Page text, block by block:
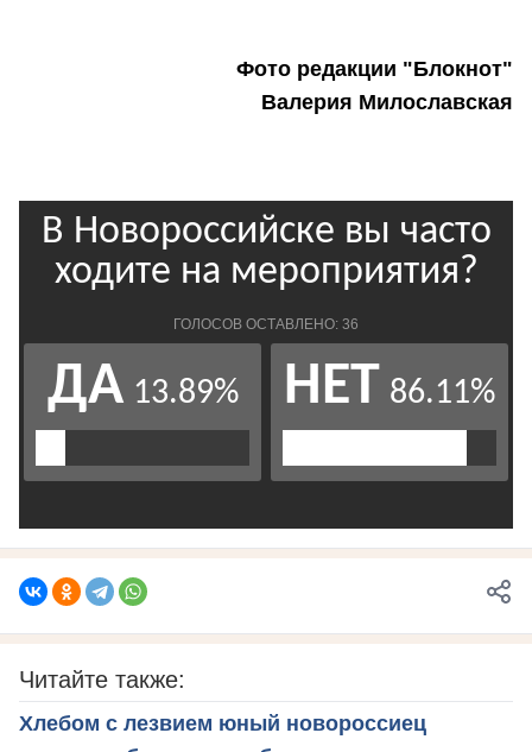
Фото редакции "Блокнот"
Валерия Милославская
Читайте также:
Хлебом с лезвием юный новороссиец